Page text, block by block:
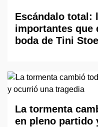
Escándalo total:
importantes que
boda de Tini
La tormenta
en pleno partido